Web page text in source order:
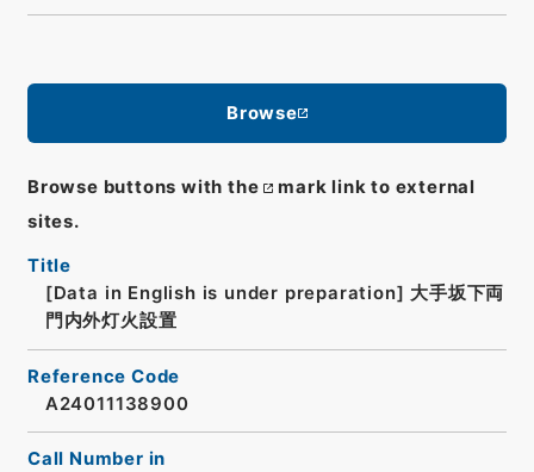
Browse
Browse buttons with the
mark link to external
sites.
Title
[Data in English is under preparation] 大手坂下両
門内外灯火設置
Reference Code
A24011138900
Call Number in